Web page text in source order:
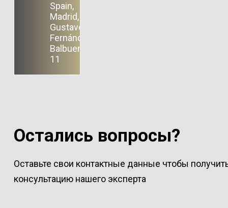
Spain,
Madrid,
Gustavo
Fernández
Balbuena,
11
Остались вопросы?
Оставьте свои контактные данные чтобы
консультацию нашего эксперта